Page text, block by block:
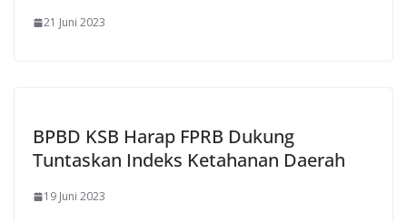
21 Juni 2023
BPBD KSB Harap FPRB Dukung
Tuntaskan Indeks Ketahanan Daerah
19 Juni 2023